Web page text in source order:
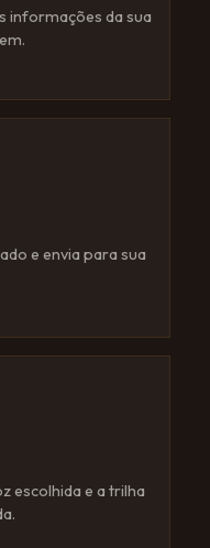
informações da sua
e envia para sua
escolhida e a trilha